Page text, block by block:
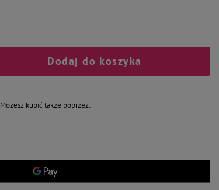
Dodaj do koszyka
Możesz kupić także poprzez: